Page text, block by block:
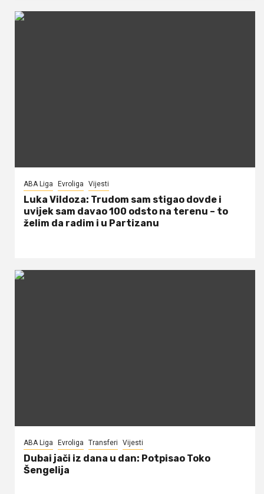
ABA Liga Evroliga Vijesti
Luka Vildoza: Trudom sam stigao dovde i
uvijek sam davao 100 odsto na terenu – to
želim da radim i u Partizanu
ABA Liga Evroliga Transferi Vijesti
Dubai jači iz dana u dan: Potpisao Toko
Šengelija